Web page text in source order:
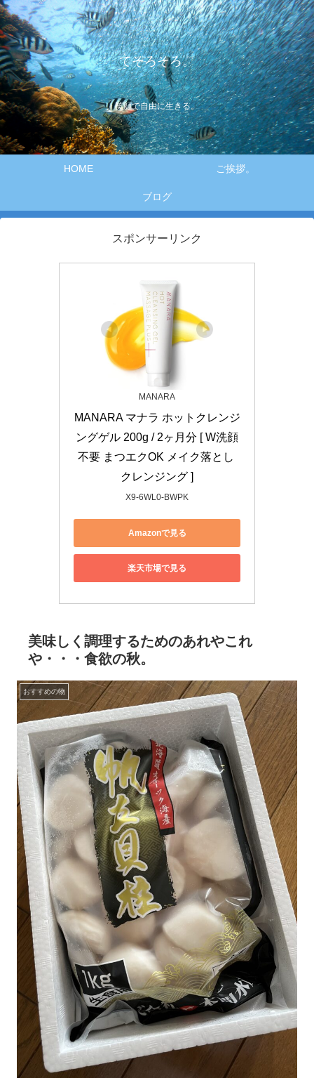
てそろそろ。
笑顔で自由に生きる。
HOME ご挨拶。
ブログ
スポンサーリンク
MANARA
MANARA マナラ ホットクレンジ
ングゲル 200g / 2ヶ月分 [ W洗顔
不要 まつエクOK メイク落とし
クレンジング ]
X9-6WL0-BWPK
Amazonで見る
楽天市場で見る
美味しく調理するためのあれやこれ
や・・・食欲の秋。
おすすめの物